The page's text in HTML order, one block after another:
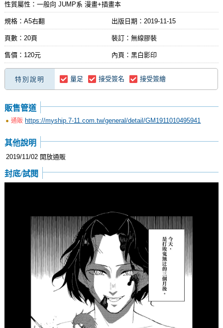
性質屬性：一般向 JUMP系 漫畫+插畫本
規格：A5右翻 出版日期： 2019-11-15
頁數：20頁 裝訂：無線膠裝
售價：120元 內頁：黑白影印
特別說明 量足 接受簽名 接受簽繪
販售管道
通販 https://myship.7-11.com.tw/general/detail/GM1911010495941
其他說明
2019/11/02 開放通販
封底/試閱